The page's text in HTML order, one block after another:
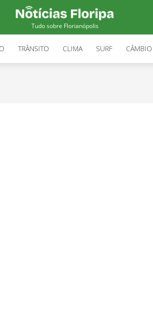
Tudo sobre Florianópolis
TRÂNSITO CLIMA SURF CÂMBIO